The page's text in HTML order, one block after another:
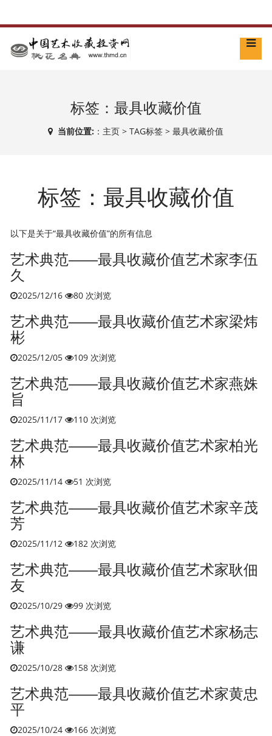
标签：最具收藏价值
当前位置: ： 主页 >TAG标签 > 最具收藏价值
标签：最具收藏价值
以下是关于“最具收藏价值”的所有信息
艺术典范——最具收藏价值艺术家李伍
久
2025/12/16 80 次浏览
艺术典范——最具收藏价值艺术家梁炜
彬
2025/12/05 109 次浏览
艺术典范——最具收藏价值艺术家燕姝
旨
2025/11/17 110 次浏览
艺术典范——最具收藏价值艺术家柏光
林
2025/11/14 51 次浏览
艺术典范——最具收藏价值艺术家辛茂
芳
2025/11/12 182 次浏览
艺术典范——最具收藏价值艺术家耿佃
友
2025/10/29 99 次浏览
艺术典范——最具收藏价值艺术家杨志
谦
2025/10/28 158 次浏览
艺术典范——最具收藏价值艺术家黄忠
平
2025/10/24 166 次浏览